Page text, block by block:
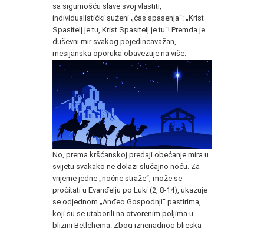
sa sigurnošću slave svoj vlastiti,
individualistički suženi „čas spasenja“: „Krist
Spasitelj je tu, Krist Spasitelj je tu“! Premda je
duševni mir svakog pojedincavažan,
mesijanska oporuka obavezuje na više.
No, prema kršćanskoj predaji obećanje mira u
svijetu svakako ne dolazi slučajno noću. Za
vrijeme jedne „noćne straže“, može se
pročitati u Evanđelju po Luki (2, 8-14), ukazuje
se odjednom „Anđeo Gospodnji“ pastirima,
koji su se utaborili na otvorenim poljima u
blizini Betlehema. Zbog iznenadnog bljeska